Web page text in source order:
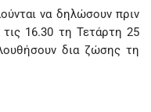
να δηλώσουν πριν
16.30 τη Τετάρτη 25
δια ζώσης τη